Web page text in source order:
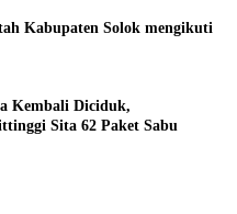
Kabupaten Solok mengikuti
Kembali Diciduk,
Sita 62 Paket Sabu